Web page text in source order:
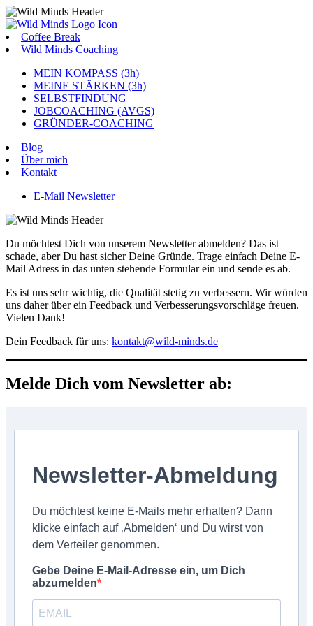
Coffee Break
Wild Minds Coaching
MEIN KOMPASS (3h)
MEINE STÄRKEN (3h)
SELBSTFINDUNG
JOBCOACHING (AVGS)
GRÜNDER-COACHING
Blog
Über mich
Kontakt
E-Mail Newsletter
Du möchtest Dich von unserem Newsletter abmelden? Das ist
schade, aber Du hast sicher Deine Gründe. Trage einfach Deine E-
Mail Adress in das unten stehende Formular ein und sende es ab.
Es ist uns sehr wichtig, die Qualität stetig zu verbessern. Wir würden
uns daher über ein Feedback und Verbesserungsvorschläge freuen.
Vielen Dank!
Dein Feedback für uns: kontakt@wild-minds.de
Melde Dich vom Newsletter ab:
Newsletter-Abmeldung
Du möchtest keine E-Mails mehr erhalten? Dann
klicke einfach auf ‚Abmelden‘ und Du wirst von
dem Verteiler genommen.
Gebe Deine E-Mail-Adresse ein, um Dich
abzumelden